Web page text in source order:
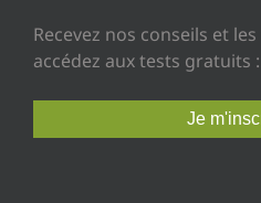
Recevez nos conseils et
accédez aux tests gratuits :
Je